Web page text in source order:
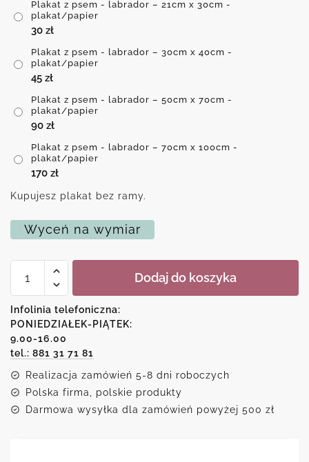
Plakat z psem - labrador – 21cm x 30cm -
plakat/papier
30 zł
Plakat z psem - labrador – 30cm x 40cm -
plakat/papier
45 zł
Plakat z psem - labrador – 50cm x 70cm -
plakat/papier
90 zł
Plakat z psem - labrador – 70cm x 100cm -
plakat/papier
170 zł
Kupujesz plakat bez ramy.
Wyceń na wymiar
Plakat
-
labrador
Dodaj do koszyka
Infolinia telefoniczna:
PONIEDZIAŁEK-PIĄTEK:
9.00-16.00
tel.: 881 31 71 81
Realizacja zamówień 5-8 dni roboczych
Polska firma, polskie produkty
Darmowa wysyłka dla zamówień powyżej 500 zł